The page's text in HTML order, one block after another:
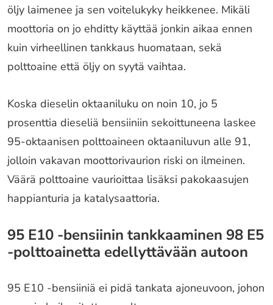
öljy laimenee ja sen voitelukyky heikkenee. Mikäli
moottoria on jo ehditty käyttää jonkin aikaa ennen
kuin virheellinen tankkaus huomataan, sekä
polttoaine että öljy on syytä vaihtaa.
Koska dieselin oktaaniluku on noin 10, jo 5
prosenttia dieseliä bensiiniin sekoittuneena laskee
95-oktaanisen polttoaineen oktaaniluvun alle 91,
jolloin vakavan moottorivaurion riski on ilmeinen.
Väärä polttoaine vaurioittaa lisäksi pakokaasujen
happianturia ja katalysaattoria.
95 E10 -bensiinin tankkaaminen 98 E5
-polttoainetta edellyttävään autoon
95 E10 -bensiiniä ei pidä tankata ajoneuvoon, johon